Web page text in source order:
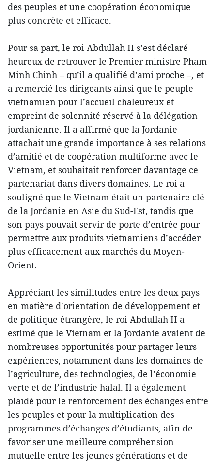
des peuples et une coopération économique
plus concrète et efficace.
Pour sa part, le roi Abdullah II s’est déclaré
heureux de retrouver le Premier ministre Pham
Minh Chinh – qu’il a qualifié d’ami proche –, et
a remercié les dirigeants ainsi que le peuple
vietnamien pour l’accueil chaleureux et
empreint de solennité réservé à la délégation
jordanienne. Il a affirmé que la Jordanie
attachait une grande importance à ses relations
d’amitié et de coopération multiforme avec le
Vietnam, et souhaitait renforcer davantage ce
partenariat dans divers domaines. Le roi a
souligné que le Vietnam était un partenaire clé
de la Jordanie en Asie du Sud-Est, tandis que
son pays pouvait servir de porte d’entrée pour
permettre aux produits vietnamiens d’accéder
plus efficacement aux marchés du Moyen-
Orient.
Appréciant les similitudes entre les deux pays
en matière d’orientation de développement et
de politique étrangère, le roi Abdullah II a
estimé que le Vietnam et la Jordanie avaient de
nombreuses opportunités pour partager leurs
expériences, notamment dans les domaines de
l’agriculture, des technologies, de l’économie
verte et de l’industrie halal. Il a également
plaidé pour le renforcement des échanges entre
les peuples et pour la multiplication des
programmes d’échanges d’étudiants, afin de
favoriser une meilleure compréhension
mutuelle entre les jeunes générations et de